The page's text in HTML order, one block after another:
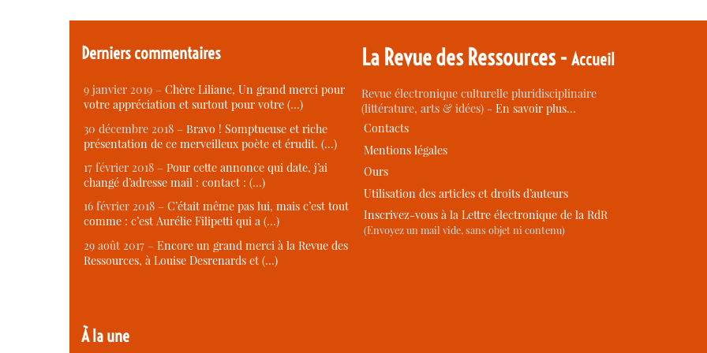
Derniers commentaires
9 janvier 2019 – Chère Liliane, Un grand merci pour
votre appréciation et surtout pour votre (…)
30 décembre 2018 – Bravo ! Somptueuse et riche
présentation de ce merveilleux poète et érudit. (…)
17 février 2018 – Pour cette annonce qui date, j’ai
changé d’adresse mail : contact : (…)
16 février 2018 – C’était même pas lui, mais c’est tout
comme : c’est Aurélie Filipetti qui a (…)
29 août 2017 – Encore un grand merci à la Revue des
Ressources, à Louise Desrenards et (…)
À la une
La Revue des Ressources -Accueil
Revue électronique culturelle pluridisciplinaire
(littérature, arts & idées) -En savoir plus…
Contacts
Mentions légales
Ours
Utilisation des articles et droits d’auteurs
Inscrivez-vous à la Lettre électronique de la RdR
(Envoyez un mail vide, sans objet ni contenu)